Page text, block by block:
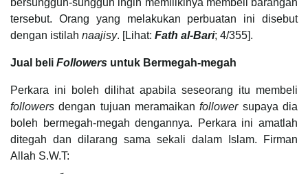
bersungguh-sungguh ingin memilikinya membeli barangan
tersebut. Orang yang melakukan perbuatan ini disebut
dengan istilah naajisy. [Lihat: Fath al-Bari; 4/355].
Jual beli Followers untuk Bermegah-megah
Perkara ini boleh dilihat apabila seseorang itu membeli
followersdengan tujuan meramaikanfollowersupaya dia
boleh bermegah-megah dengannya. Perkara ini amatlah
ditegah dan dilarang sama sekali dalam Islam. Firman
Allah S.W.T: